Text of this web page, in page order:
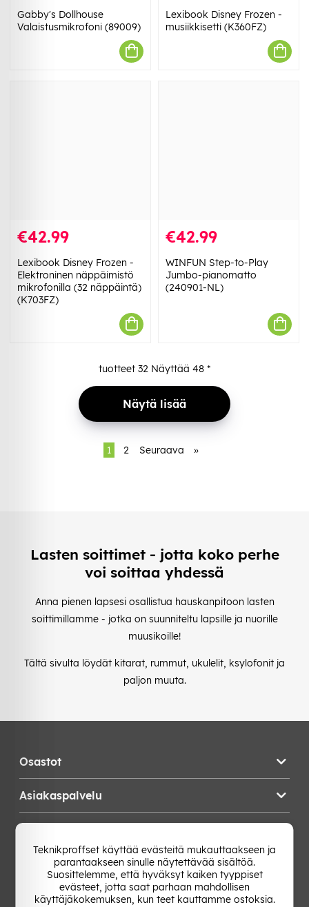
Gabby's Dollhouse
Valaistusmikrofoni (89009)
Lexibook Disney Frozen -
musiikkisetti (K360FZ)
€42.99
Lexibook Disney Frozen -
Elektroninen näppäimistö
mikrofonilla (32 näppäintä)
(K703FZ)
€42.99
WINFUN Step-to-Play
Jumbo-pianomatto
(240901-NL)
tuotteet 32 Näyttää 48 *
Näytä lisää
1 2 Seuraava »
Lasten soittimet - jotta koko perhe
voi soittaa yhdessä
Anna pienen lapsesi osallistua hauskanpitoon lasten
soittimillamme - jotka on suunniteltu lapsille ja nuorille
muusikoille!
Tältä sivulta löydät kitarat, rummut, ukulelit, ksylofonit ja
paljon muuta.
Osastot
Asiakaspalvelu
Vaihda Maa
Teknikproffset käyttää evästeitä mukauttaakseen ja
parantaakseen sinulle näytettävää sisältöä.
Suosittelemme, että hyväksyt kaiken tyyppiset
evästeet, jotta saat parhaan mahdollisen
käyttäjäkokemuksen, kun teet kauttamme ostoksia.